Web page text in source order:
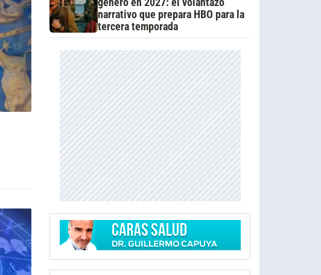
narrativo que prepara HBO para la
tercera temporada